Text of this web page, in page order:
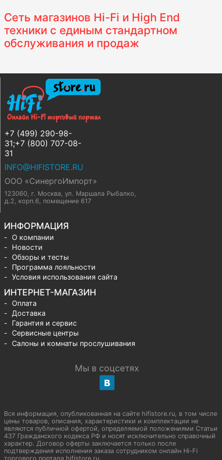
Сеть магазинов Hi-Fi и High End
техники с единым стандартном
обслуживания и продаж
+7 (499) 290-98-
31;+7 (800) 707-08-
31
INFO@HIFISTORE.RU
ООО «СинергоИмпорт»
123060, г. Москва, ул. Маршала Рыбалко,
д.2, корп.6, помещение 617
ИНФОРМАЦИЯ
О компании
Новости
Обзоры и тесты
Программа лояльности
Условия использования сайта
ИНТЕРНЕТ-МАГАЗИН
Оплата
Доставка
Гарантия и сервис
Сервисные центры
Салоны и комнаты прослушивания
Мы в соцсетях
Вся информация, опубликованная на сайте hifistore.ru, в том числе
цены товаров, описания, характеристики и комплектации не
являются публичной офертой, определяемой положениями Статьи
437 Гражданского кодекса РФ и носят исключительно справочный
характер. Договор оферты заключается только после
подтверждения исполнения заказа сотрудником онлайн Hi-Fi
торгового портала hifistore.ru.